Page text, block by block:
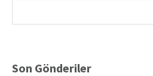
Son Gönderiler